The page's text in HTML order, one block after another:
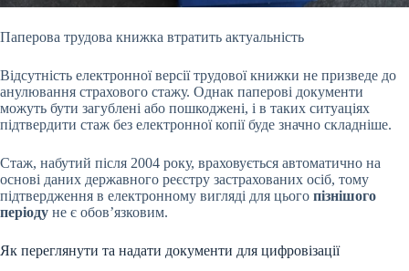
Паперова трудова книжка втратить актуальність
Відсутність електронної версії трудової книжки не призведе до
анулювання страхового стажу. Однак паперові документи
можуть бути загублені або пошкоджені, і в таких ситуаціях
підтвердити стаж без електронної копії буде значно складніше.
Стаж, набутий після 2004 року, враховується автоматично на
основі даних державного реєстру застрахованих осіб, тому
підтвердження в електронному вигляді для цього пізнішого
періоду не є обов’язковим.
Як переглянути та надати документи для цифровізації